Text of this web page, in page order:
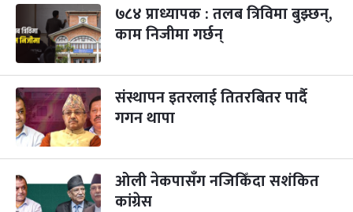
३
मंगल
महानवमी
कार्तिक ३, २०८३-Oct 20, 2026
२ महिना बाँकी
४
बुध कार्तिक ४, २०८३
५
बिहि
पापा‌ङ्कुशा एकादशी व्रत
कार्तिक ५, २०८३
२२ कुकुर तिहार
कार्तिक २२, २०८३-Nov 8, 2026
३ महिना बाँकी
७८४ प्राध्यापक : तलब त्रिविमा बुझ्छन्,
काम निजीमा गर्छन्
संस्थापन इतरलाई तितरबितर पार्दै
गगन थापा
ओली नेकपासँग नजिकिँदा सशंकित
कांग्रेस